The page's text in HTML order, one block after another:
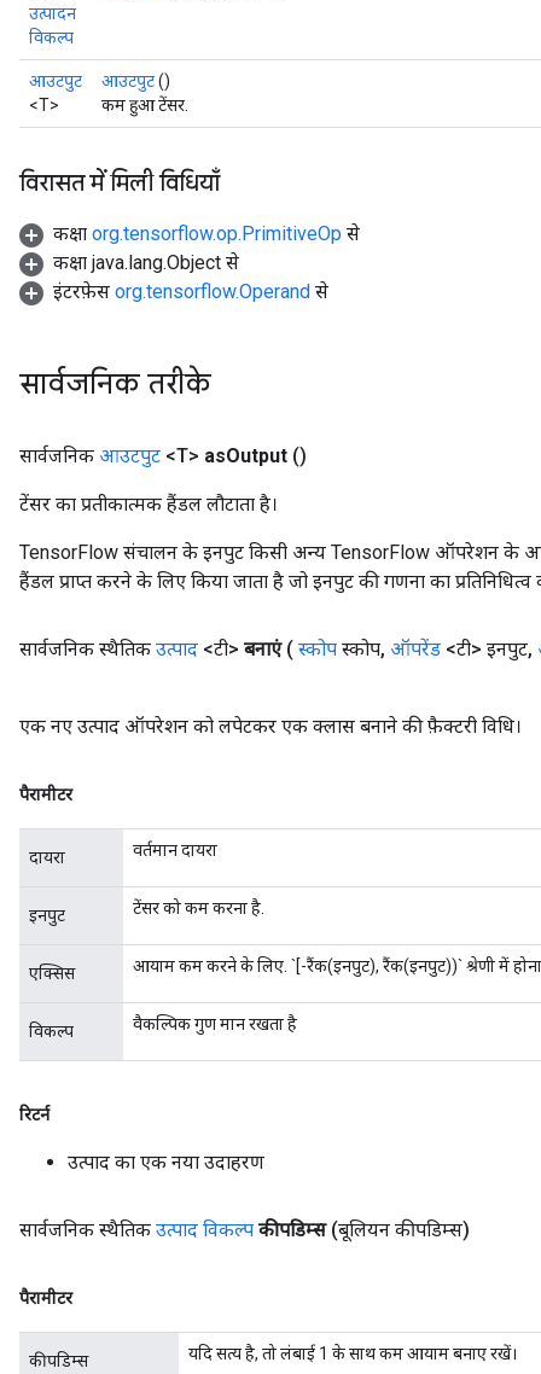
उत्पादन
विकल्प
आउटपुट
<T>
आउटपुट()
कम हुआ टेंसर.
विरासत में मिली विधियाँ
कक्षा org.tensorflow.op.PrimitiveOp से
कक्षा java.lang.Object से
इंटरफ़ेस org.tensorflow.Operand से
सार्वजनिक तरीके
सार्वजनिक आउटपुट <T> asOutput ()
टेंसर का प्रतीकात्मक हैंडल लौटाता है।
TensorFlow संचालन के इनपुट किसी अन्य TensorFlow ऑपरेशन के
हैंडल प्राप्त करने के लिए किया जाता है जो इनपुट की गणना का प्रतिनिधित्व
सार्वजनिक स्थैतिक उत्पाद <टी> बनाएं ( स्कोप स्कोप, ऑपरेंड <टी> इनपुट,
एक नए उत्पाद ऑपरेशन को लपेटकर एक क्लास बनाने की फ़ैक्टरी विधि।
पैरामीटर
दायरा वर्तमान दायरा
इनपुट टेंसर को कम करना है.
एक्सिस आयाम कम करने के लिए. `[-रैंक(इनपुट), रैंक(इनपुट))` श्रेणी में होना
विकल्प वैकल्पिक गुण मान रखता है
रिटर्न
उत्पाद का एक नया उदाहरण
सार्वजनिक स्थैतिक उत्पाद विकल्प कीपडिम्स (बूलियन कीपडिम्स)
पैरामीटर
कीपडिम्स यदि सत्य है, तो लंबाई 1 के साथ कम आयाम बनाए रखें।